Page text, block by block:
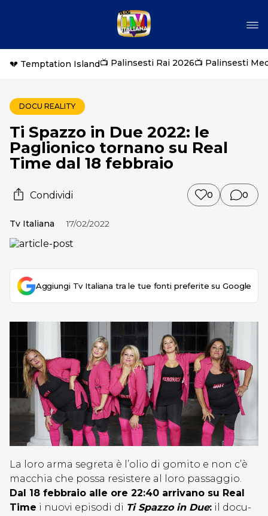
💔 Temptation Island📺 Palinsesti Rai 2026📺 Palinsesti
DOCU REALITY
Ti Spazzo in Due 2022: le
Paglionico tornano su Real
Time dal 18 febbraio
Condividi 0 0
Tv Italiana 17/02/2022
Aggiungi Tv Italiana tra le tue fonti preferite su Google
La loro arma segreta è l’olio di gomito e non c’è
macchia che possa resistere al loro passaggio.
Dal 18 febbraio alle ore 22:40 arrivano su Real
Time i nuovi episodi di Ti Spazzo in Due: il docu-